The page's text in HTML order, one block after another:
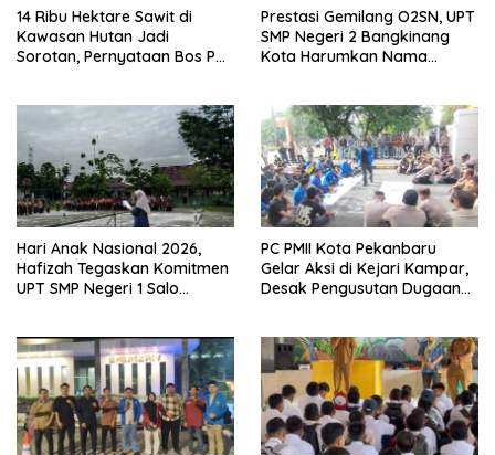
14 Ribu Hektare Sawit di
Kawasan Hutan Jadi
Sorotan, Pernyataan Bos PT
Prestasi Gemilang O2SN, UPT
SMP Negeri 2 Bangkinang
Kota Harumkan Nama
Hari Anak Nasional 2026,
Hafizah Tegaskan Komitmen
UPT SMP Negeri 1 Salo
PC PMII Kota Pekanbaru
Gelar Aksi di Kejari Kampar,
Desak Pengusutan Dugaan